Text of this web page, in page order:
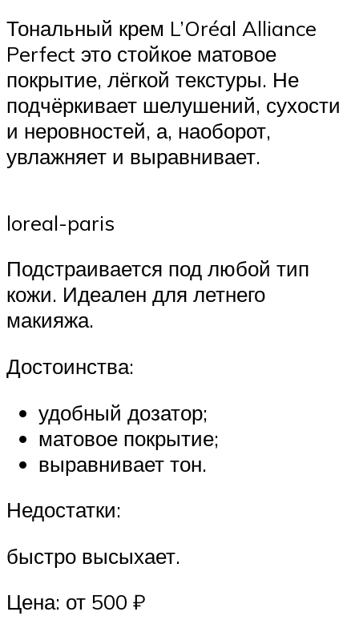
Тональный крем L’Oréal Alliance
Perfect это стойкое матовое
покрытие, лёгкой текстуры. Не
подчёркивает шелушений, сухости
и неровностей, а, наоборот,
увлажняет и выравнивает.
loreal-paris
Подстраивается под любой тип
кожи. Идеален для летнего
макияжа.
Достоинства:
удобный дозатор;
матовое покрытие;
выравнивает тон.
Недостатки:
быстро высыхает.
Цена: от 500 ₽